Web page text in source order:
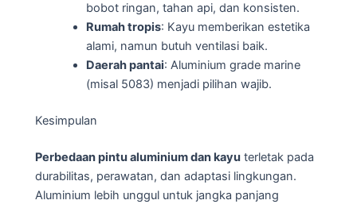
bobot ringan, tahan api, dan konsisten.
Rumah tropis: Kayu memberikan estetika
alami, namun butuh ventilasi baik.
Daerah pantai: Aluminium grade marine
(misal 5083) menjadi pilihan wajib.
Kesimpulan
Perbedaan pintu aluminium dan kayu terletak pada
durabilitas, perawatan, dan adaptasi lingkungan.
Aluminium lebih unggul untuk jangka panjang